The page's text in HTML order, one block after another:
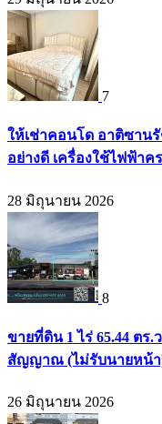
7
ให้เช่าคอนโด อาติซานรั
อย่างดี เครื่องใช้ไฟฟ้าค
28 มิถุนายน 2026
8
ขายที่ดิน 1 ไร่ 65.44 ตร.
สัญญาณ (ไม่รับนายหน้า)
26 มิถุนายน 2026